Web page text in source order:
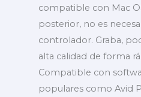
compatible con Mac
posterior, no es
controlador. Graba,
alta calidad de forma
Compatible con
populares como Avid